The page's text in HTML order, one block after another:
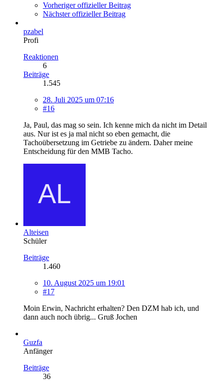
Vorheriger offizieller Beitrag
Nächster offizieller Beitrag
pzabel
Profi
Reaktionen
6
Beiträge
1.545
28. Juli 2025 um 07:16
#16
Ja, Paul, das mag so sein. Ich kenne mich da nicht im Detail
aus. Nur ist es ja mal nicht so eben gemacht, die
Tachoübersetzung im Getriebe zu ändern. Daher meine
Entscheidung für den MMB Tacho.
Alteisen
Schüler
Beiträge
1.460
10. August 2025 um 19:01
#17
Moin Erwin, Nachricht erhalten? Den DZM hab ich, und
dann auch noch übrig... Gruß Jochen
Guzfa
Anfänger
Beiträge
36